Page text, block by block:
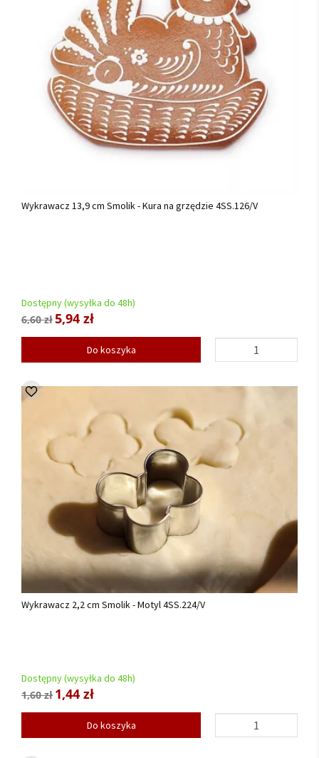
Wykrawacz 13,9 cm Smolik - Kura na grzędzie 4SS.126/V
Dostępny (wysyłka do 48h)
6,60 zł5,94 zł
Do koszyka
Wykrawacz 2,2 cm Smolik - Motyl 4SS.224/V
Dostępny (wysyłka do 48h)
1,60 zł 1,44 zł
Do koszyka